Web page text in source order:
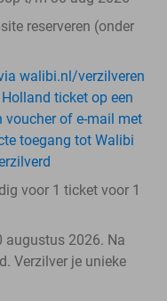
reserveren (onder
walibi.nl/verzilveren
ticket op een
voucher of e-mail met
toegang tot Walibi
voor 1 ticket voor 1
augustus 2026. Na
Verzilver je unieke